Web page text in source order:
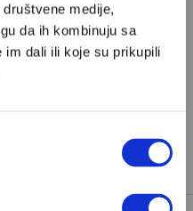
medije,
da ih kombinuju sa
dali ili koje su prikupili
priča i urednica biznisa